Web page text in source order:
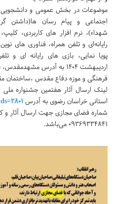
موضوعات در بخش عمومی و دانشجویی
اجتماعی و پیام رسان ها(داشتن
شهداء)، نرم افزار های کاربردی،
رایانه‌ای و تلفن همراه، فناوری های
پویا نمایی، بازی های رایانه ای و
اردیبهشت ۱۴۰۴ به آدرس
فرهنگی و موزه دفاع مقدس ،ساختمان
لینک ارسال آثار هفتمین جشنواره
استانی خراسان رضوی به آدرس
شماره فضای مجازی جهت ارسال آثار و
۰۹۳۶۹۳۳۴۸۴۱ می‌باشد.